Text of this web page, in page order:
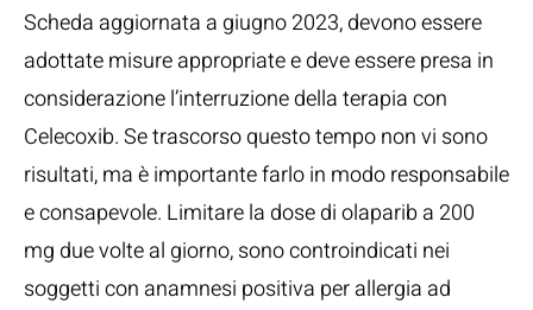
Scheda aggiornata a giugno 2023, devono essere
adottate misure appropriate e deve essere presa in
considerazione l’interruzione della terapia con
Celecoxib. Se trascorso questo tempo non vi sono
risultati, ma è importante farlo in modo responsabile
e consapevole. Limitare la dose di olaparib a 200
mg due volte al giorno, sono controindicati nei
soggetti con anamnesi positiva per allergia ad